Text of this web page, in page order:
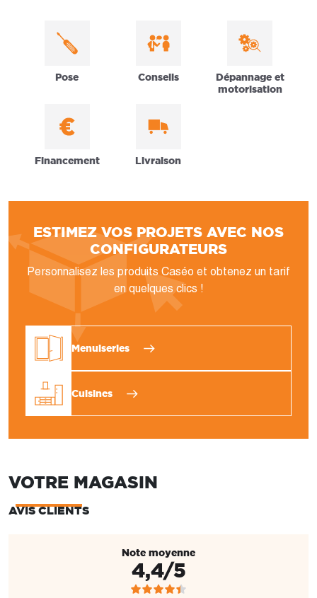
Pose Conseils
Dépannage et
motorisation
Financement Livraison
ESTIMEZ VOS PROJETS AVEC NOS
CONFIGURATEURS
Personnalisez les produits Caséo et obtenez un tarif
en quelques clics !
Menuiseries
Cuisines
VOTRE MAGASIN
AVIS CLIENTS
Note moyenne
4,4/5